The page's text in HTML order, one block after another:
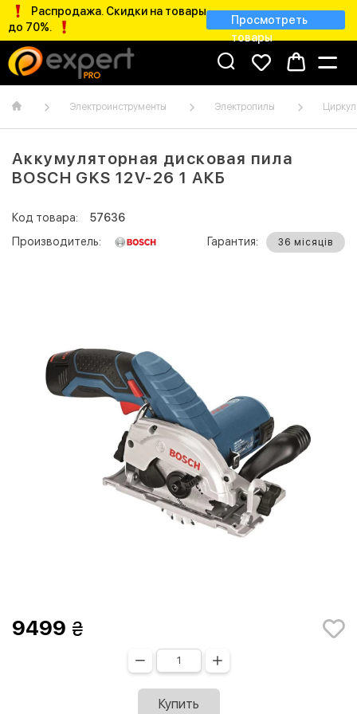
Распродажа. Скидки на товары
до 70%.
Просмотреть
товары
Электроинструменты Электропилы
Аккумуляторная дисковая пила
BOSCH GKS 12V-26 1 АКБ
Код товара:
57636
Производитель:
Гарантия: 36 місяців
9499
Купить